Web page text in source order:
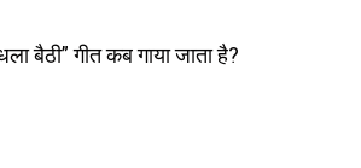
बैठी” गीत कब गाया जाता है?